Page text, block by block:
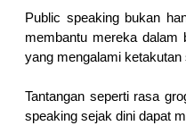
Public speaking bukan
membantu mereka dalam
yang mengalami
Tantangan seperti rasa
speaking sejak dini dapat